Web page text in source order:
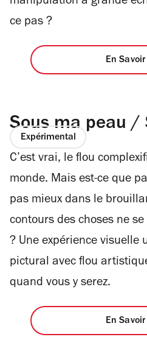
ce pas ?
En
Sous ma peau /
Expérimental
C’est vrai, le flou
monde. Mais est-ce que
pas mieux dans le
contours des choses ne
? Une expérience visuelle
pictural avec flou
quand vous y serez.
En